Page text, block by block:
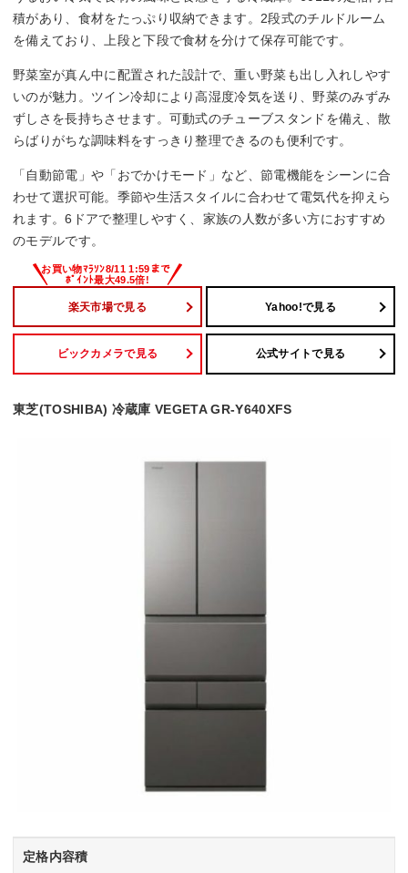
ー
チルド室
◯
野菜の鮮度保持
新鮮摘みたて野菜室
積があり、食材をたっぷり収納できます。2段式のチルドルーム
を備えており、上段と下段で食材を分けて保存可能です。
野菜室が真ん中に配置された設計で、重い野菜も出し入れしやす
いのが魅力。ツイン冷却により高湿度冷気を送り、野菜のみずみ
ずしさを長持ちさせます。可動式のチューブスタンドを備え、散
らばりがちな調味料をすっきり整理できるのも便利です。
「自動節電」や「おでかけモード」など、節電機能をシーンに合
わせて選択可能。季節や生活スタイルに合わせて電気代を抑えら
れます。6ドアで整理しやすく、家族の人数が多い方におすすめ
のモデルです。
楽天市場で見る Yahoo!で見る
ビックカメラで見る 公式サイトで見る
東芝(TOSHIBA) 冷蔵庫 VEGETA GR-Y640XFS
定格内容積